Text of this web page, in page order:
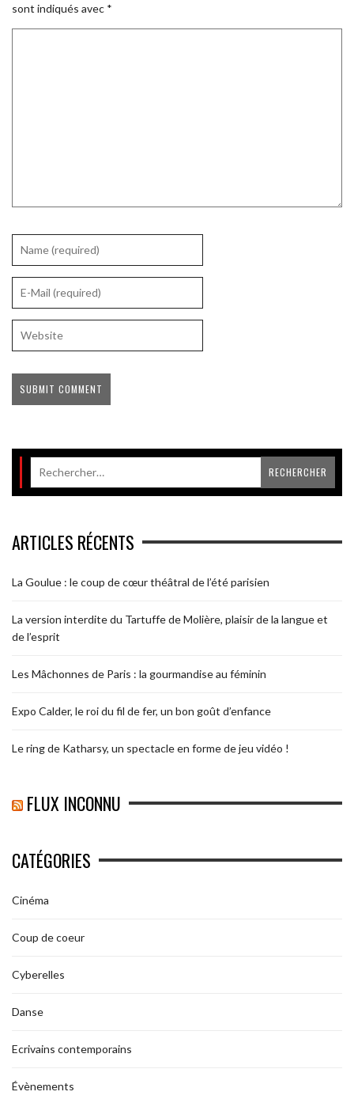
sont indiqués avec *
ARTICLES RÉCENTS
La Goulue : le coup de cœur théâtral de l’été parisien
La version interdite du Tartuffe de Molière, plaisir de la langue et
de l’esprit
Les Mâchonnes de Paris : la gourmandise au féminin
Expo Calder, le roi du fil de fer, un bon goût d’enfance
Le ring de Katharsy, un spectacle en forme de jeu vidéo !
FLUX INCONNU
CATÉGORIES
Cinéma
Coup de coeur
Cyberelles
Danse
Ecrivains contemporains
Évènements